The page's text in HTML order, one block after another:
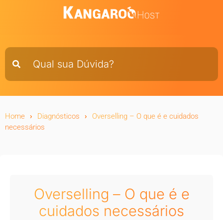
Home Diagnósticos
Overselling – O que é e cuidados
necessários
Overselling – O que é e
cuidados necessários